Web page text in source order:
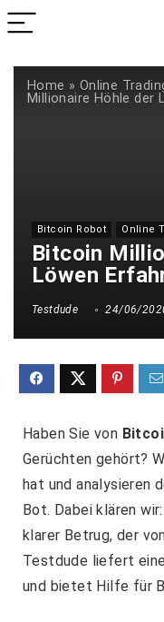
Home » Online
Millionaire Höhle der
Bitcoin Robot Online
Bitcoin
Löwen
Testdude 24/06/
Haben Sie von
Gerüchten gehört?
hat und analysieren
Bot. Dabei klären
klarer Betrug, der
Testdude liefert
und bietet Hilfe für